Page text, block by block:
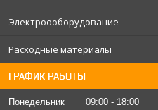
Электроооборудование
Расходные материалы
ГРАФИК РАБОТЫ
Понедельник 09:00
18:00